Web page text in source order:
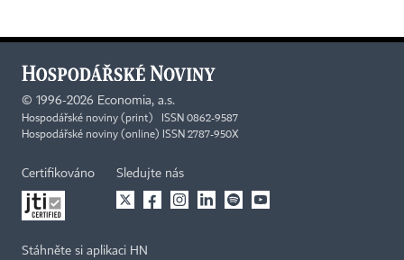
© 1996-2026 Economia, a.s.
Hospodářské noviny (print) ISSN 0862-9587
Hospodářské noviny (online) ISSN 2787-950X
Certifikováno Sledujte nás
Stáhněte si aplikaci HN